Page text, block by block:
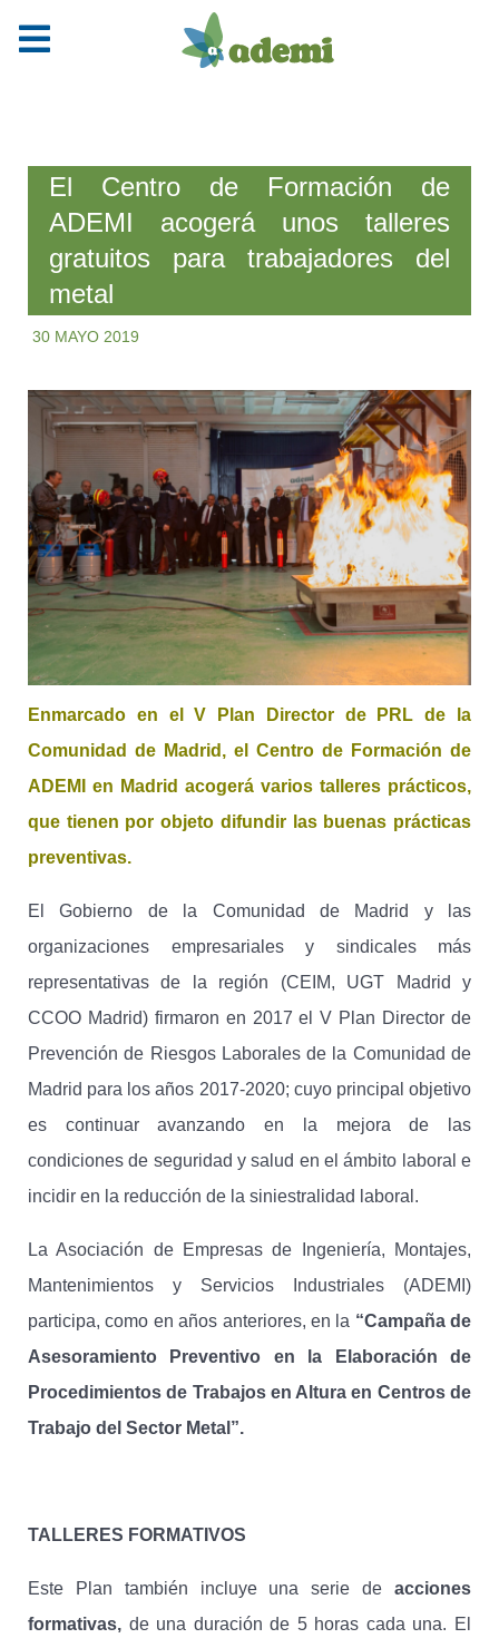
El Centro de Formación de
ADEMI acogerá unos talleres
gratuitos para trabajadores del
metal
30 MAYO 2019
Enmarcado en el V Plan Director de PRL de la
Comunidad de Madrid, el Centro de Formación de
ADEMI en Madrid acogerá varios talleres prácticos,
que tienen por objeto difundir las buenas prácticas
preventivas.
El Gobierno de la Comunidad de Madrid y las
organizaciones empresariales y sindicales más
representativas de la región (CEIM, UGT Madrid y
CCOO Madrid) firmaron en 2017 el V Plan Director de
Prevención de Riesgos Laborales de la Comunidad de
Madrid para los años 2017-2020; cuyo principal objetivo
es continuar avanzando en la mejora de las
condiciones de seguridad y salud en el ámbito laboral e
incidir en la reducción de la siniestralidad laboral.
La Asociación de Empresas de Ingeniería, Montajes,
Mantenimientos y Servicios Industriales (ADEMI)
participa, como en años anteriores, en la “Campaña de
Asesoramiento Preventivo en la Elaboración de
Procedimientos de Trabajos en Altura en Centros de
Trabajo del Sector Metal”.
TALLERES FORMATIVOS
Este Plan también incluye una serie de acciones
formativas, de una duración de 5 horas cada una. El